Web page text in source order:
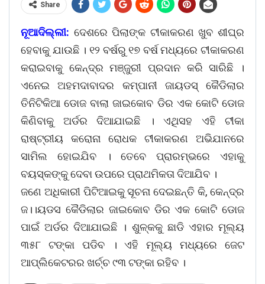
Share
ନୂଆଦିଲ୍ଲୀ: ଦେଶରେ ପିଲାଙ୍କ ଟୀକାକରଣ ଖୁବ ଶୀଘ୍ର
ହେବାକୁ ଯାଉଛି । ୧୨ ବର୍ଷରୁ ୧୭ ବର୍ଷ ମଧ୍ୟରେ ଟୀକାକରଣ
କରାଇବାକୁ କେନ୍ଦ୍ର ମଞ୍ଜୁରୀ ପ୍ରଦାନ କରି ସାରିଛି ।
ଏନେଇ ଅହମଦାବାଦର କମ୍ପାନୀ ଜାୟଡସ୍ କୈଡିଲାର
ତିନିଟିକିଆ ଡୋଜ ବାଲା ଜାଇକୋବ ଡିର ଏକ କୋଟି ଡୋଜ
କିଣିବାକୁ ଅର୍ଡର ଦିଆଯାଇଛି । ଏଥିସହ ଏହି ଟୀକା
ରାଷ୍ଟ୍ରୀୟ କରୋନା ରୋଧକ ଟୀକାକରଣ ଅଭିଯାନରେ
ସାମିଲ ହୋଇଯିବ । ତେବେ ପ୍ରାରମ୍ଭରେ ଏହାକୁ
ବୟସ୍କଙ୍କୁ ଦେବା ଉପରେ ପ୍ରାଥମିକତା ଦିଆଯିବ ।
ଜଣେ ଅଧିକାରୀ ପିଟିଆଇକୁ ସୂଚନା ଦେଇଛନ୍ତି କି, କେନ୍ଦ୍ର
ଜ।।ୟଡସ କୈଡିଲାର ଜାଇକୋବ ଡିର ଏକ କୋଟି ଡୋଜ
ପାଇଁ ଅର୍ଡର ଦିଆଯାଇଛି । ଶୁଳ୍କକୁ ଛାଡି ଏହାର ମୂଲ୍ୟ
୩୫୮ ଟଙ୍କା ପଡିବ । ଏହି ମୂଲ୍ୟ ମଧ୍ୟରେ ଜେଟ
ଆପ୍ଲିକେଟରର ଖର୍ଚ୍ଚ ୯୩ ଟଙ୍କା ରହିବ ।